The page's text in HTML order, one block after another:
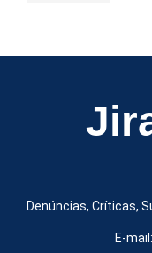
Denúncias, Críticas,
E-mail: